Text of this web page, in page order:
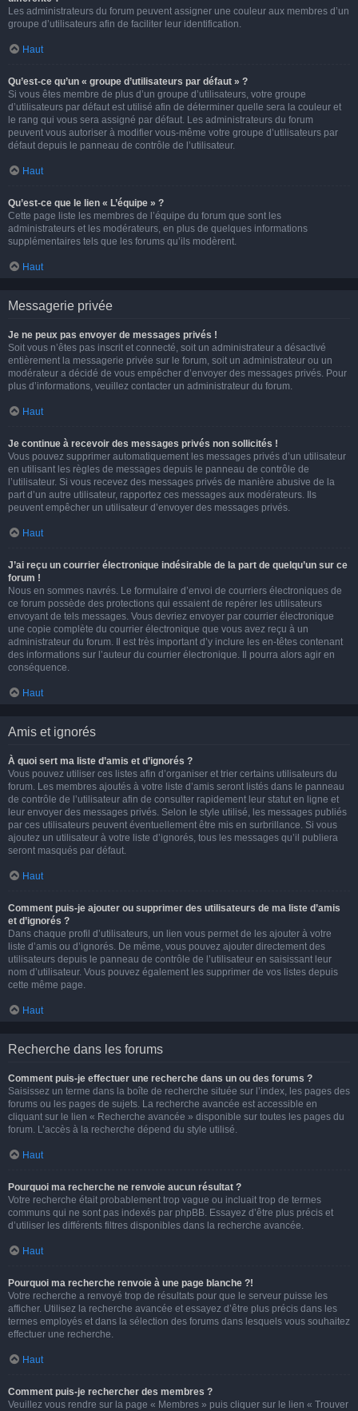
Les administrateurs du forum peuvent assigner une couleur aux membres d’un
groupe d’utilisateurs afin de faciliter leur identification.
Haut
Qu’est-ce qu’un « groupe d’utilisateurs par défaut » ?
Si vous êtes membre de plus d’un groupe d’utilisateurs, votre groupe
d’utilisateurs par défaut est utilisé afin de déterminer quelle sera la couleur et
le rang qui vous sera assigné par défaut. Les administrateurs du forum
peuvent vous autoriser à modifier vous-même votre groupe d’utilisateurs par
défaut depuis le panneau de contrôle de l’utilisateur.
Haut
Qu’est-ce que le lien « L’équipe » ?
Cette page liste les membres de l’équipe du forum que sont les
administrateurs et les modérateurs, en plus de quelques informations
supplémentaires tels que les forums qu’ils modèrent.
Haut
Messagerie privée
Je ne peux pas envoyer de messages privés !
Soit vous n’êtes pas inscrit et connecté, soit un administrateur a désactivé
entièrement la messagerie privée sur le forum, soit un administrateur ou un
modérateur a décidé de vous empêcher d’envoyer des messages privés. Pour
plus d’informations, veuillez contacter un administrateur du forum.
Haut
Je continue à recevoir des messages privés non sollicités !
Vous pouvez supprimer automatiquement les messages privés d’un utilisateur
en utilisant les règles de messages depuis le panneau de contrôle de
l’utilisateur. Si vous recevez des messages privés de manière abusive de la
part d’un autre utilisateur, rapportez ces messages aux modérateurs. Ils
peuvent empêcher un utilisateur d’envoyer des messages privés.
Haut
J’ai reçu un courrier électronique indésirable de la part de quelqu’un sur ce
forum !
Nous en sommes navrés. Le formulaire d’envoi de courriers électroniques de
ce forum possède des protections qui essaient de repérer les utilisateurs
envoyant de tels messages. Vous devriez envoyer par courrier électronique
une copie complète du courrier électronique que vous avez reçu à un
administrateur du forum. Il est très important d’y inclure les en-têtes contenant
des informations sur l’auteur du courrier électronique. Il pourra alors agir en
conséquence.
Haut
Amis et ignorés
À quoi sert ma liste d’amis et d’ignorés ?
Vous pouvez utiliser ces listes afin d’organiser et trier certains utilisateurs du
forum. Les membres ajoutés à votre liste d’amis seront listés dans le panneau
de contrôle de l’utilisateur afin de consulter rapidement leur statut en ligne et
leur envoyer des messages privés. Selon le style utilisé, les messages publiés
par ces utilisateurs peuvent éventuellement être mis en surbrillance. Si vous
ajoutez un utilisateur à votre liste d’ignorés, tous les messages qu’il publiera
seront masqués par défaut.
Haut
Comment puis-je ajouter ou supprimer des utilisateurs de ma liste d’amis
et d’ignorés ?
Dans chaque profil d’utilisateurs, un lien vous permet de les ajouter à votre
liste d’amis ou d’ignorés. De même, vous pouvez ajouter directement des
utilisateurs depuis le panneau de contrôle de l’utilisateur en saisissant leur
nom d’utilisateur. Vous pouvez également les supprimer de vos listes depuis
cette même page.
Haut
Recherche dans les forums
Comment puis-je effectuer une recherche dans un ou des forums ?
Saisissez un terme dans la boîte de recherche située sur l’index, les pages des
forums ou les pages de sujets. La recherche avancée est accessible en
cliquant sur le lien « Recherche avancée » disponible sur toutes les pages du
forum. L’accès à la recherche dépend du style utilisé.
Haut
Pourquoi ma recherche ne renvoie aucun résultat ?
Votre recherche était probablement trop vague ou incluait trop de termes
communs qui ne sont pas indexés par phpBB. Essayez d’être plus précis et
d’utiliser les différents filtres disponibles dans la recherche avancée.
Haut
Pourquoi ma recherche renvoie à une page blanche ?!
Votre recherche a renvoyé trop de résultats pour que le serveur puisse les
afficher. Utilisez la recherche avancée et essayez d’être plus précis dans les
termes employés et dans la sélection des forums dans lesquels vous souhaitez
effectuer une recherche.
Haut
Comment puis-je rechercher des membres ?
Veuillez vous rendre sur la page « Membres » puis cliquer sur le lien « Trouver